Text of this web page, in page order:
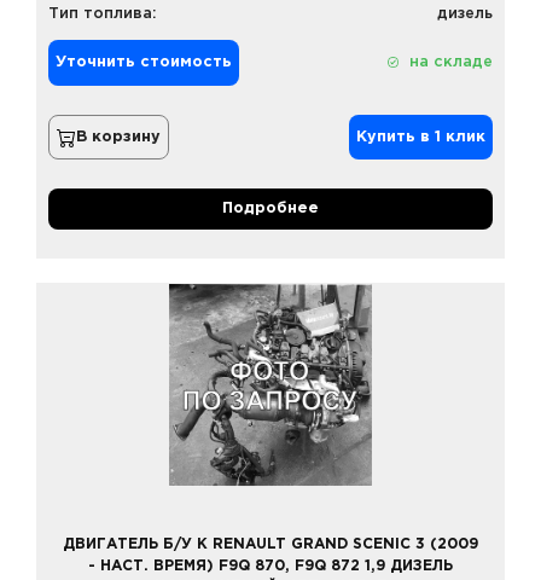
Тип топлива: дизель
Уточнить стоимость на складе
В корзину Купить в 1 клик
Подробнее
ДВИГАТЕЛЬ Б/У К RENAULT GRAND SCENIC 3 (2009
- НАСТ. ВРЕМЯ) F9Q 870, F9Q 872 1,9 ДИЗЕЛЬ